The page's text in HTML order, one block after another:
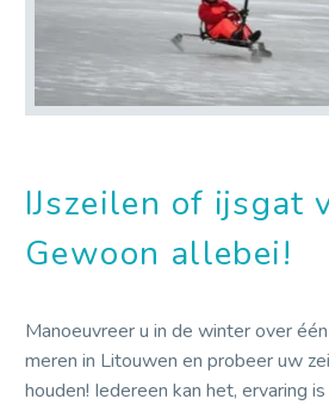
IJszeilen of ijsgat
Gewoon allebei!
Manoeuvreer u in de winter over
meren in Litouwen en probeer uw
houden! Iedereen kan het, ervaring